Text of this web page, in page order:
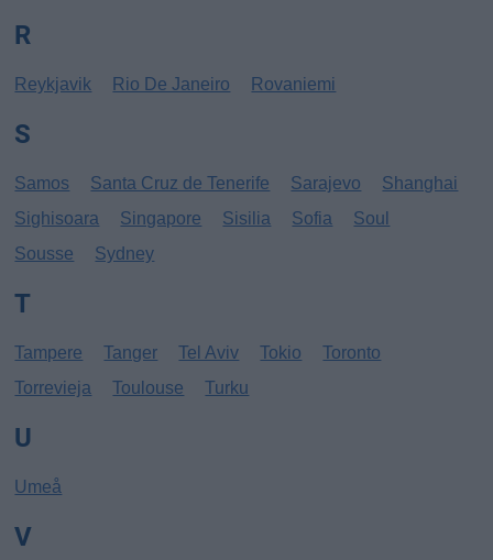
R
Reykjavik Rio De Janeiro Rovaniemi
S
Samos Santa Cruz de Tenerife Sarajevo
Shanghai
Sighisoara
Singapore Sisilia Sofia
Soul
Sousse
Sydney
T
Tampere Tanger Tel Aviv Tokio
Toronto
Torrevieja
Toulouse Turku
U
Umeå
V